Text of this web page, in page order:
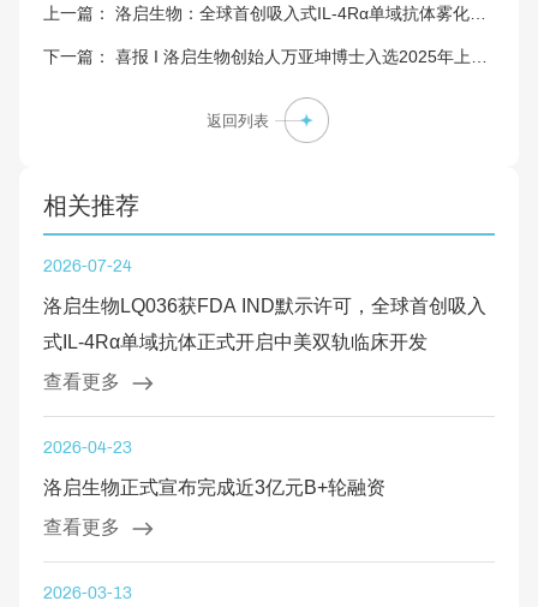
上一篇： 洛启生物：全球首创吸入式IL-4Rα单域抗体雾化液LQ036获批慢性阻塞性肺病（COPD）中国II期临床试验
下一篇：
返回列表
相关推荐
2026-07-24
洛启生物LQ036获FDA IND默示许可，全球首创吸入
式IL-4Rα单域抗体正式开启中美双轨临床开发
查看更多
2026-04-23
洛启生物正式宣布完成近3亿元B+轮融资
查看更多
2026-03-13